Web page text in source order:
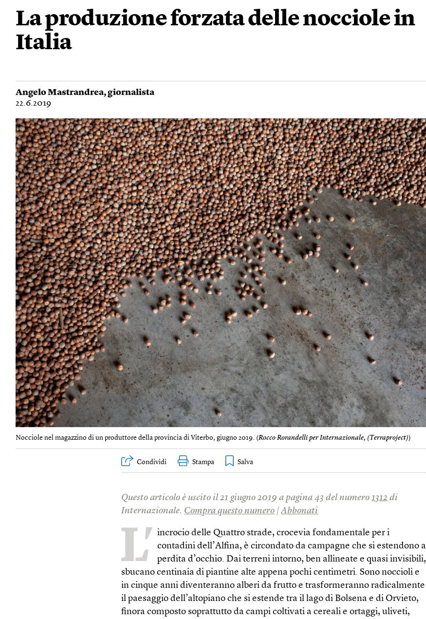
La produzione forzata delle nocciole in
Italia
Angelo Mastrandrea, giornalista
22.6.2019
Nocciole nel magazzino di un produttore della provincia di Viterbo, giugno 2019. (Rocco Rorandelli per Internazionale, (Terraproject))
Condividi Stampa
Questo articolo è uscito il 21 giugno 2019 a pagina 43 del numero1312 di
Internazionale. Compra questo numero |Abbonati
L’ incrocio delle Quattro strade, crocevia fondamentale per i
contadini dell’Alfina, è circondato da campagne che si estendono a
perdita d’occhio. Dai terreni intorno, ben allineate e quasi invisibili,
sbucano centinaia di piantine alte appena pochi centimetri. Sono noccioli e
in cinque anni diventeranno alberi da frutto e trasformeranno radicalmente
il paesaggio dell’altopiano che si estende tra il lago di Bolsena e di Orvieto,
finora composto soprattutto da campi coltivati a cereali e ortaggi, uliveti,